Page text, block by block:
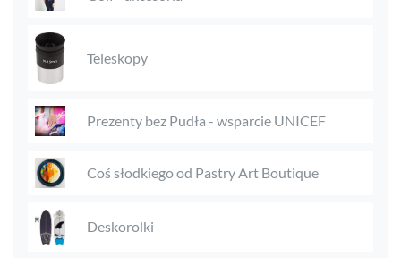
Teleskopy
Prezenty bez Pudła - wsparcie UNICEF
Coś słodkiego od Pastry Art Boutique
Deskorolki